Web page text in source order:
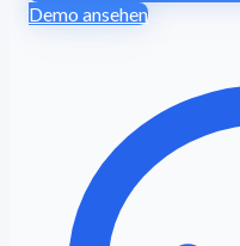
Demo ansehen